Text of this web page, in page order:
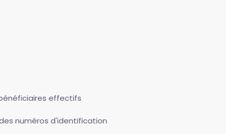
effectifs
numéros d'identification